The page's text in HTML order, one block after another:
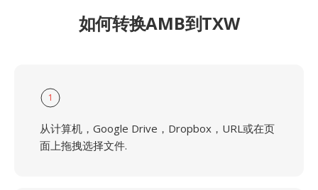
如何转换AMB到TXW
1
从计算机，Google Drive，Dropbox，URL或在页
面上拖拽选择文件.